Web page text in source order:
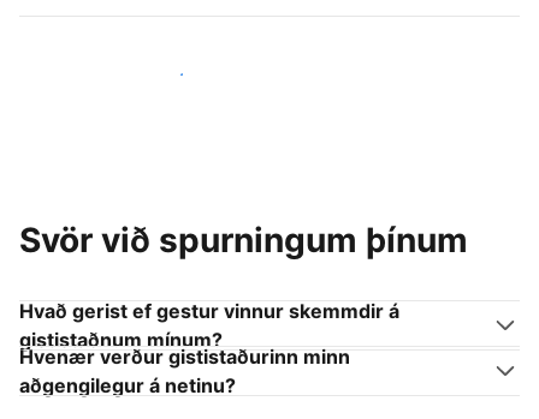
Ganga til liðs við aðra gestgjafa
Svör við spurningum þínum
Hvað gerist ef gestur vinnur skemmdir á
gististaðnum mínum?
Hvenær verður gististaðurinn minn
aðgengilegur á netinu?